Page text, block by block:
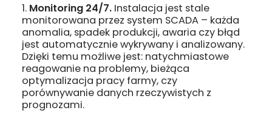
Monitoring 24/7. Instalacja jest stale
monitorowana przez system SCADA – każda
anomalia, spadek produkcji, awaria czy błąd
jest automatycznie wykrywany i analizowany.
Dzięki temu możliwe jest: natychmiastowe
reagowanie na problemy, bieżąca
optymalizacja pracy farmy, czy
porównywanie danych rzeczywistych z
prognozami.